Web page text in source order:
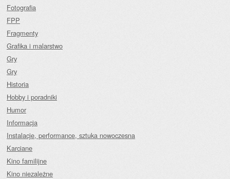
Fotografia
FPP
Fragmenty
Grafika i malarstwo
Gry
Gry
Historia
Hobby i poradniki
Humor
Informacja
Instalacje, performance, sztuka nowoczesna
Karciane
Kino familijne
Kino niezależne